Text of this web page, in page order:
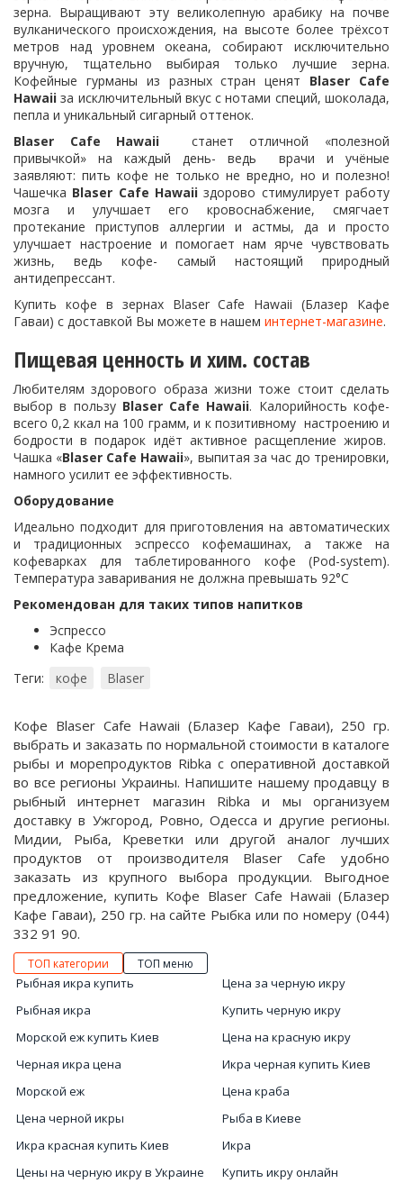
зерна. Выращивают эту великолепную арабику на почве
вулканического происхождения, на высоте более трёхсот
метров над уровнем океана, собирают исключительно
вручную, тщательно выбирая только лучшие зерна.
Кофейные гурманы из разных стран ценят Blaser Cafe
Hawaiiза исключительный вкус с нотами специй, шоколада,
пепла и уникальный сигарный оттенок.
Blaser Cafe Hawaii станет отличной «полезной
привычкой» на каждый день- ведь врачи и учёные
заявляют: пить кофе не только не вредно, но и полезно!
Чашечка Blaser Cafe Hawaii здорово стимулирует работу
мозга и улучшает его кровоснабжение, смягчает
протекание приступов аллергии и астмы, да и просто
улучшает настроение и помогает нам ярче чувствовать
жизнь, ведь кофе- самый настоящий природный
антидепрессант.
Купить кофе в зернах Blaser Cafe Hawaii (Блазер Кафе
Гаваи) с доставкой Вы можете в нашем интернет-магазине.
Пищевая ценность и хим. состав
Любителям здорового образа жизни тоже стоит сделать
выбор в пользу Blaser Cafe Hawaii. Калорийность кофе-
всего 0,2 ккал на 100 грамм, и к позитивному настроению и
бодрости в подарок идёт активное расщепление жиров.
Чашка «Blaser Cafe Hawaii», выпитая за час до тренировки,
намного усилит ее эффективность.
Оборудование
Идеально подходит для приготовления на автоматических
и традиционных эспрессо кофемашинах, а также на
кофеварках для таблетированного кофе (Pod-system).
Температура заваривания не должна превышать 92°С
Рекомендован для таких типов напитков
Эспрессо
Кафе Крема
Теги:
кофе Blaser
Кофе Blaser Cafe Hawaii (Блазер Кафе Гаваи), 250 гр.
выбрать и заказать по нормальной стоимости в каталоге
рыбы и морепродуктов Ribka с оперативной доставкой
во все регионы Украины. Напишите нашему продавцу в
рыбный интернет магазин Ribka и мы организуем
доставку в Ужгород, Ровно, Одесса и другие регионы.
Мидии, Рыба, Креветки или другой аналог лучших
продуктов от производителя Blaser Cafe удобно
заказать из крупного выбора продукции. Выгодное
предложение, купить Кофе Blaser Cafe Hawaii (Блазер
Кафе Гаваи), 250 гр. на сайте Рыбка или по номеру (044)
332 91 90.
ТОП категории ТОП меню
Рыбная икра купить
Рыбная икра
Морской еж купить Киев
Черная икра цена
Морской еж
Цена черной икры
Икра красная купить Киев
Цены на черную икру в Украине
Цена за черную икру
Купить черную икру
Цена на красную икру
Икра черная купить Киев
Цена краба
Рыба в Киеве
Икра
Купить икру онлайн